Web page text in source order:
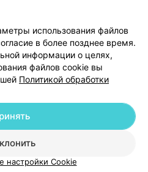
данных
| 220012, Республика Беларусь,
+375 291212755
использования файлов
в более позднее время.
информации о целях,
файлов cookie вы
Политикой обработки
настройки Cookie